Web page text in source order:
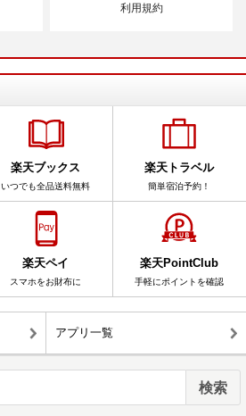
利用規約
楽天ブックス
いつでも全品送料無料
楽天トラベル
簡単宿泊予約！
楽天ペイ
スマホをお財布に
楽天PointClub
手軽にポイントを確認
アプリ一覧